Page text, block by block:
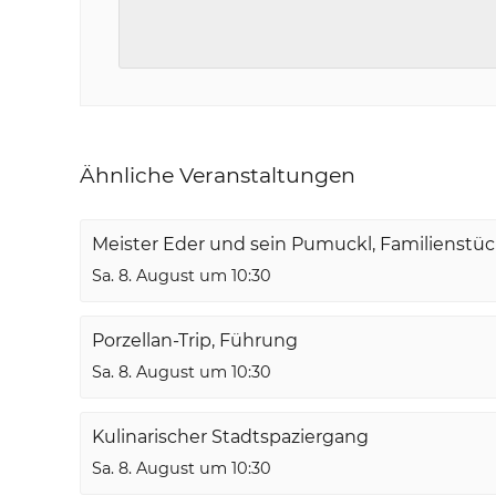
Ähnliche Veranstaltungen
Meister Eder und sein Pumuckl,
Sa. 8. August um 10:30
Porzellan-Trip, Führung
Sa. 8. August um 10:30
Kulinarischer Stadtspaziergang
Sa. 8. August um 10:30